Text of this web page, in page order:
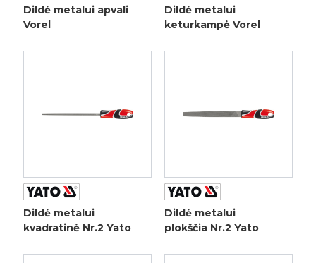
Dildė metalui apvali
Vorel
Dildė metalui
keturkampė Vorel
Dildė metalui
kvadratinė Nr.2 Yato
Dildė metalui
plokščia Nr.2 Yato